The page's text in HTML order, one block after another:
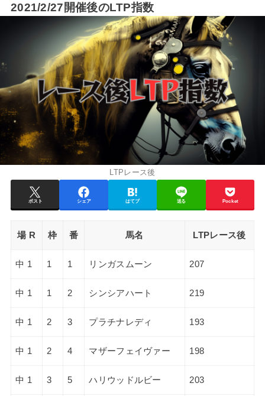
2021/2/27開催後のLTP指数
LTPレース後
ポスト シェア はてブ 送る Pocket
場 R 枠 番 馬名 LTPレース後
中 1 1 1 リンガスムーン 207
中 1 1 2 シンシアハート 219
中 1 2 3 プラチナレディ 193
中 1 2 4 マザーフェイヴァー 198
中 1 3 5 ハリウッドルビー 203